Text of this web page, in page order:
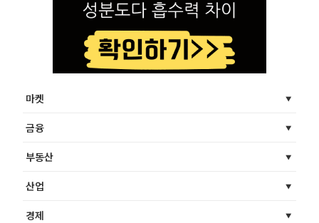
마켓
금융
부동산
산업
경제